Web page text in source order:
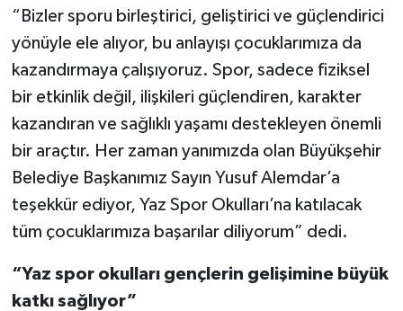
“Bizler sporu birleştirici, geliştirici ve güçlendirici
yönüyle ele alıyor, bu anlayışı çocuklarımıza da
kazandırmaya çalışıyoruz. Spor, sadece fiziksel
bir etkinlik değil, ilişkileri güçlendiren, karakter
kazandıran ve sağlıklı yaşamı destekleyen önemli
bir araçtır. Her zaman yanımızda olan Büyükşehir
Belediye Başkanımız Sayın Yusuf Alemdar’a
teşekkür ediyor, Yaz Spor Okulları’na katılacak
tüm çocuklarımıza başarılar diliyorum” dedi.
“Yaz spor okulları gençlerin gelişimine büyük
katkı sağlıyor”